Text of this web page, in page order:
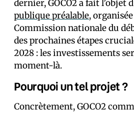
dernier, GOCO2 a fait l’objet
publique préalable,
Commission nationale du
des prochaines étapes
2028 : les investissements
moment-là.
Pourquoi un tel projet ?
Concrètement, GOCO2